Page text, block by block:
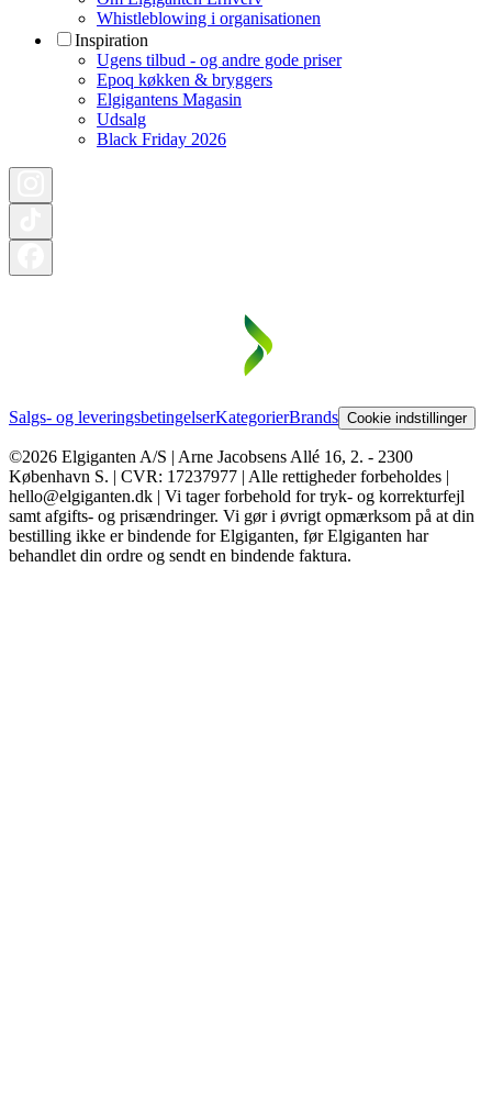
Whistleblowing i organisationen
Inspiration
Ugens tilbud - og andre gode priser
Epoq køkken & bryggers
Elgigantens Magasin
Udsalg
Black Friday 2026
Salgs- og leveringsbetingelserKategorierBrands Cookie indstillinger
©2026 Elgiganten A/S | Arne Jacobsens Allé 16, 2. - 2300
København S. | CVR: 17237977 | Alle rettigheder forbeholdes |
hello@elgiganten.dk | Vi tager forbehold for tryk- og korrekturfejl
samt afgifts- og prisændringer. Vi gør i øvrigt opmærksom på at din
bestilling ikke er bindende for Elgiganten, før Elgiganten har
behandlet din ordre og sendt en bindende faktura.